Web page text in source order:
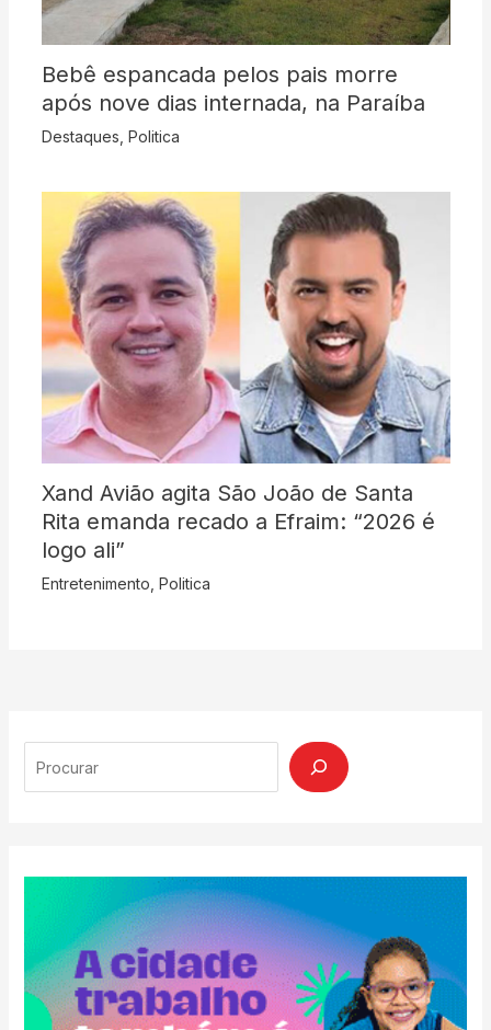
Bebê espancada pelos pais morre
após nove dias internada, na Paraíba
Destaques Politica
Xand Avião agita São João de Santa
Rita emanda recado a Efraim: “2026 é
logo ali”
Entretenimento Politica